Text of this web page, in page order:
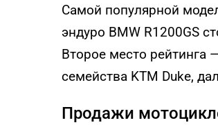
Самой популярной
эндуро BMW R1200GS
Второе место рейтинга
семейства KTM Duke,
Продажи